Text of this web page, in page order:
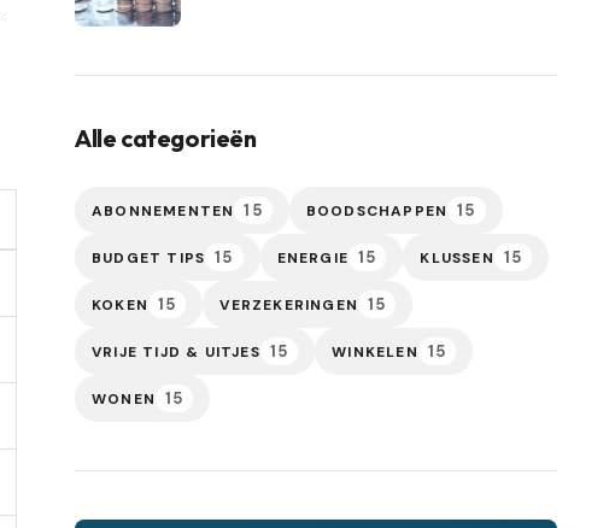
Alle categorieën
ABONNEMENTEN 15 BOODSCHAPPEN 15
BUDGET TIPS 15 ENERGIE 15 KLUSSEN 15
KOKEN 15 VERZEKERINGEN 15
VRIJE TIJD & UITJES 15 WINKELEN 15
WONEN 15